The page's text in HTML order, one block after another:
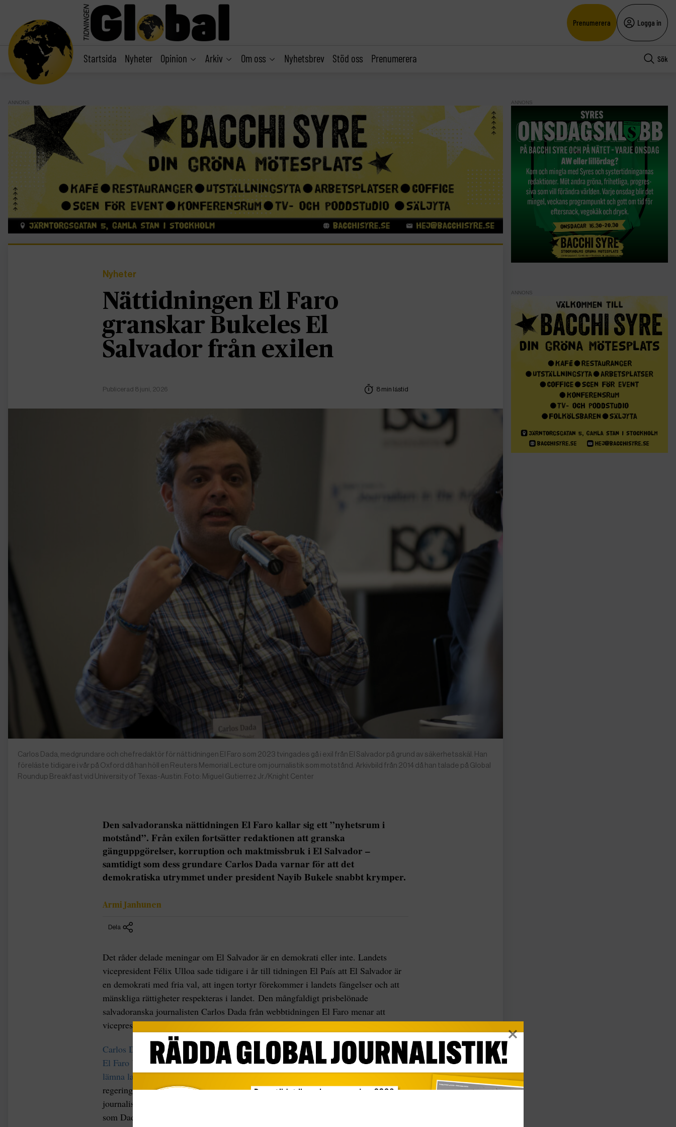
Prenumerera Logga in
Startsida Nyheter Opinion Arkiv Om oss Nyhetsbrev Stöd oss Prenumerera Sök
ANNONS
Nyheter
Nättidningen El Faro
granskar Bukeles El
Salvador från exilen
Publicerad 8 juni, 2026 8 min lästid
Carlos Dada, medgrundare och chefredaktör för nättidningen El Faro som 2023 tvingades gå i exil från El Salvador på grund av säkerhetsskäl. Han
föreläste tidigare i vår på Oxford då han höll en Reuters Memorial Lecture om journalistik som motstånd. Arkivbild från 2014 då han talade på Global
Roundup Breakfast vid University of Texas-Austin. Foto: Miguel Gutierrez Jr./Knight Center
Den salvadoranska nättidningen El Faro kallar sig ett ”nyhetsrum i
motstånd”. Från exilen fortsätter redaktionen att granska
gänguppgörelser, korruption och maktmissbruk i El Salvador –
samtidigt som dess grundare Carlos Dada varnar för att det
demokratiska utrymmet under president Nayib Bukele snabbt krymper.
Armi Janhunen
Dela
Det råder delade meningar om El Salvador är en demokrati eller inte. Landets
vicepresident Félix Ulloa sade tidigare i år till tidningen El País att El Salvador är
en demokrati med fria val, att ingen tortyr förekommer i landets fängelser och att
mänskliga rättigheter respekteras i landet. Den mångfaldigt prisbelönade
salvadoranska journalisten Carlos Dada från webbtidningen El Faro menar att
vicepresidenten ljög i en föreläsning tidigare under våren.
Carlos Dada, medgrundare av och chefredaktör för den hyllade,
digitala tidningen
El Faro befinner sig i exil sedan 2023, då hans tidning och redaktiontvingades
lämna landet på grund av säkerhetsskälefter långvariga trakasserier från
regeringen. El Faro kallar sig ett ”nyhetsrum i motstånd” och anser att
journalistikens främsta uppgift i exil är att fortsätta berätta sanningen. Tidningen
som Dada grundade 1998 var landets första webbtidningoch har fortsatt med
ANNONS
ANNONS